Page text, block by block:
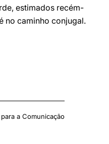
estimados recém-
no caminho conjugal.
a Comunicação